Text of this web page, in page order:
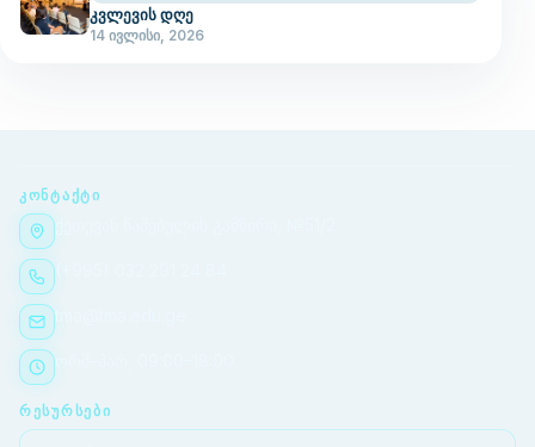
კვლევის დღე
14 ივლისი, 2026
ᲙᲝᲜᲢᲐᲥᲢᲘ
ᲠᲔᲡᲣᲠᲡᲔᲑᲘ